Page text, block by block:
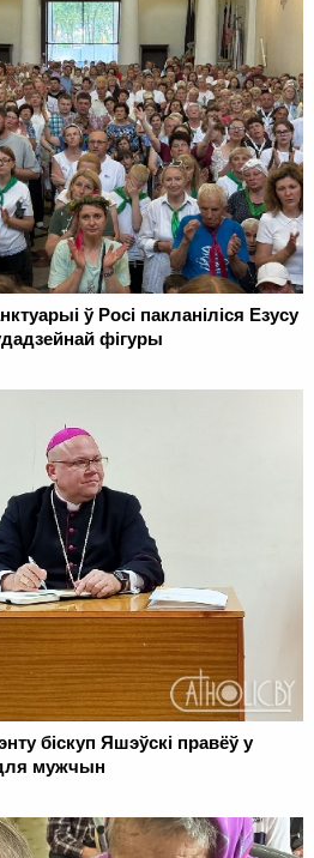
ў Росі пакланіліся Езусу
фігуры
біскуп Яшэўскі правёў у
мужчын